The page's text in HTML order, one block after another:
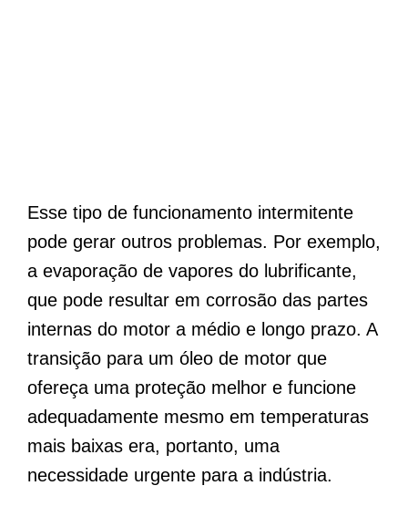
Esse tipo de funcionamento intermitente
pode gerar outros problemas. Por exemplo,
a evaporação de vapores do lubrificante,
que pode resultar em corrosão das partes
internas do motor a médio e longo prazo. A
transição para um óleo de motor que
ofereça uma proteção melhor e funcione
adequadamente mesmo em temperaturas
mais baixas era, portanto, uma
necessidade urgente para a indústria.